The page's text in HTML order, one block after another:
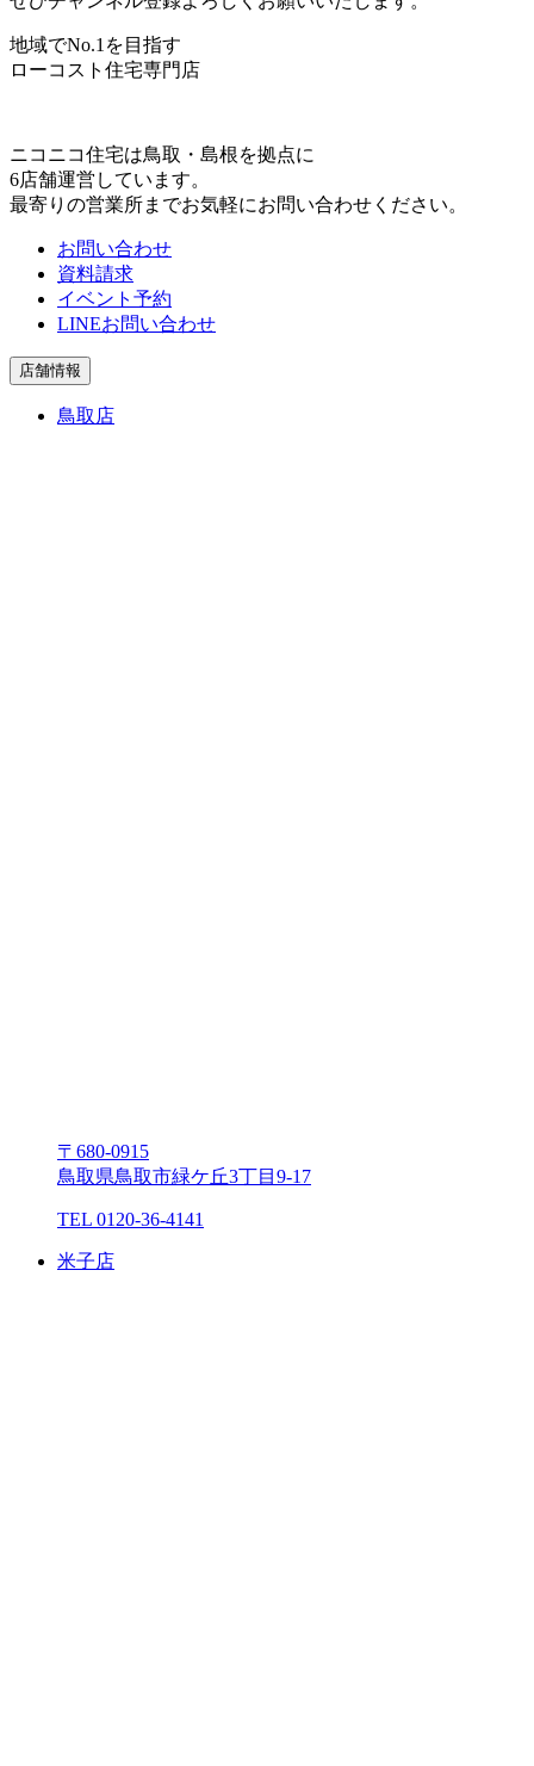
地域でNo.1を目指す
ローコスト住宅専門店
ニコニコ住宅は⿃取・島根を拠点に
6店舗運営しています。
最寄りの営業所までお気軽にお問い合わせください。
お問い合わせ
資料請求
イベント予約
LINEお問い合わせ
店舗情報
鳥取店
〒680-0915
⿃取県⿃取市緑ケ丘3丁⽬9-17
TEL 0120-36-4141
⽶⼦店